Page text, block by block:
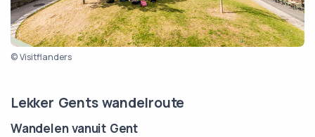
© Visitflanders
Lekker Gents wandelroute
Wandelen vanuit Gent